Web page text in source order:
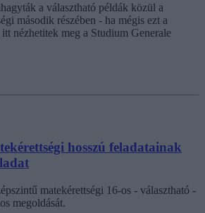
a választható példák közül a
második részében - ha mégis ezt a
nézhetitek meg a Studium Generale
hosszú feladatainak
matekérettségi 16-os - választható -
megoldását.